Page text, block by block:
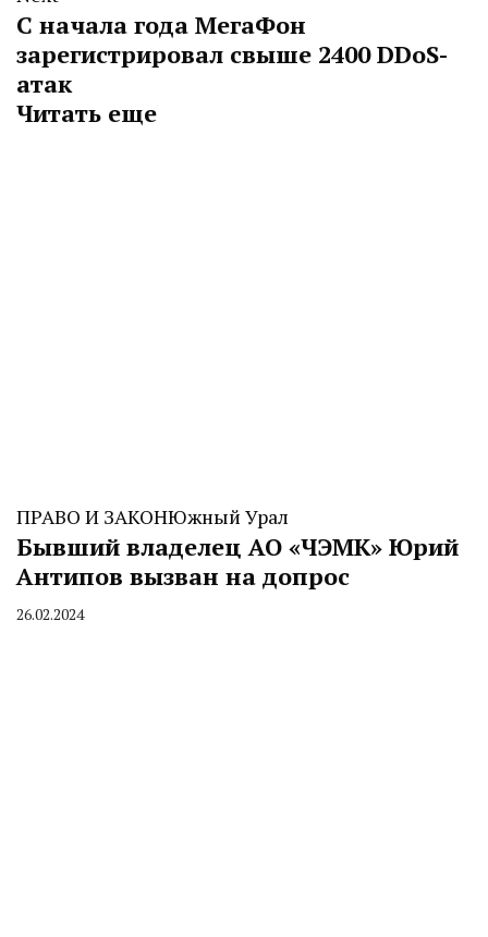
С начала года МегаФон
зарегистрировал свыше 2400 DDoS-
атак
Читать еще
ПРАВО И ЗАКОНЮжный Урал
Бывший владелец АО «ЧЭМК» Юрий
Антипов вызван на допрос
By
26.02.2024